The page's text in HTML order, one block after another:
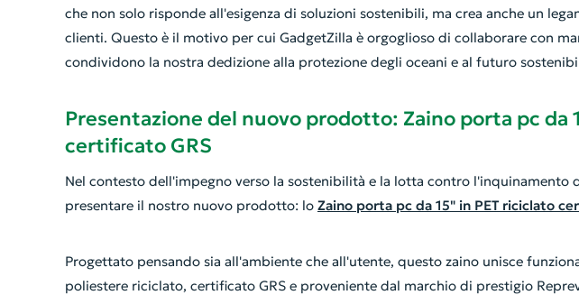
che non solo risponde all'esigenza di soluzioni sostenibili, ma crea anche un
clienti. Questo è il motivo per cui GadgetZilla è orgoglioso di collaborare con
condividono la nostra dedizione alla protezione degli oceani e al futuro
Presentazione del nuovo prodotto: Zaino porta pc da
certificato GRS
Nel contesto dell'impegno verso la sostenibilità e la lotta contro l'inquinamento
presentare il nostro nuovo prodotto: lo Zaino porta pc da 15" in PET riciclato
Progettato pensando sia all'ambiente che all'utente, questo zaino unisce
poliestere riciclato, certificato GRS e proveniente dal marchio di prestigio